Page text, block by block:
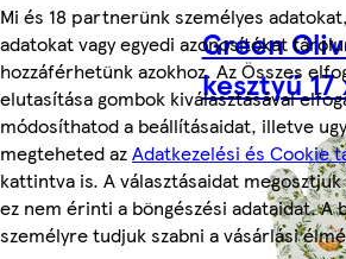
Mi és 18 partnerünk személyes
adatokat vagy egyedi azonosítókat
hozzáférhetünk azokhoz. Az Összes
elutasítása gombok kiválasztásával
módosíthatod a beállításaidat, illetve
megteheted azAdatkezelési és Cookie
kattintva is. A választásaidat
ez nem érinti a böngészési adataidat. A
személyre tudjuk szabni a vásárlási
Green
kesztyű 17